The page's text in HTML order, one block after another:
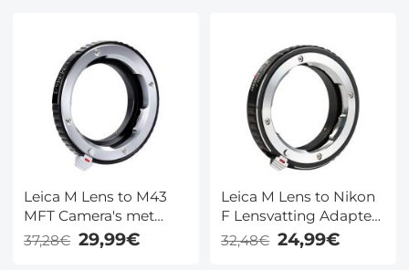
Leica M Lens to M43
MFT Camera's met
Lensvatting - K&F
37,28€ 29,99€
Leica M Lens to Nikon
F Lensvatting Adapter
K&F Concept M20171
32,48€ 24,99€